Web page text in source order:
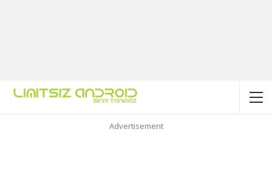
Advertisement